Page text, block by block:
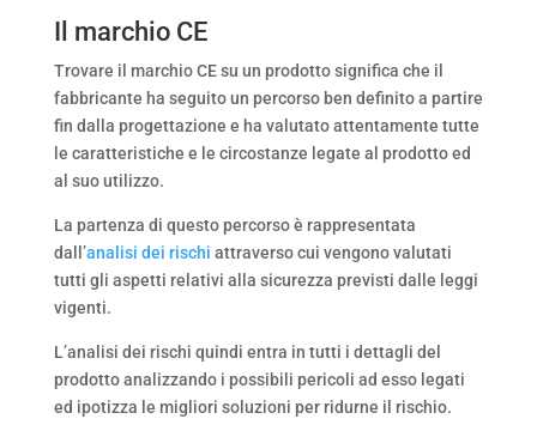
Il marchio CE
Trovare il marchio CE su un prodotto significa che il
fabbricante ha seguito un percorso ben definito a partire
fin dalla progettazione e ha valutato attentamente tutte
le caratteristiche e le circostanze legate al prodotto ed
al suo utilizzo.
La partenza di questo percorso è rappresentata
dall’analisi dei rischi attraverso cui vengono valutati
tutti gli aspetti relativi alla sicurezza previsti dalle leggi
vigenti.
L’analisi dei rischi quindi entra in tutti i dettagli del
prodotto analizzando i possibili pericoli ad esso legati
ed ipotizza le migliori soluzioni per ridurne il rischio.